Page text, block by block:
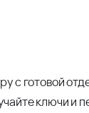
с готовой
ключи и